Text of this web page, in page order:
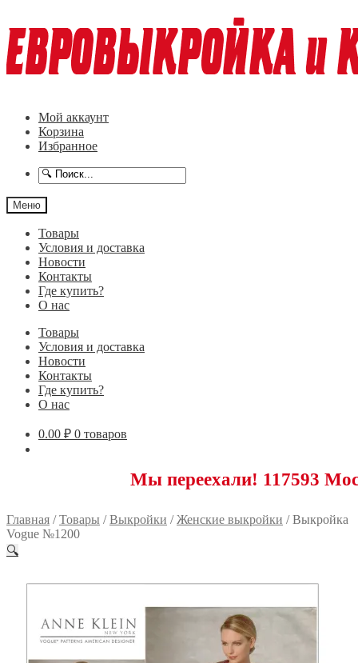
к
навигации
к
содержимому
Мой аккаунт
Корзина
Избранное
Меню
Товары
Условия и доставка
Новости
Контакты
Где купить?
О нас
Товары
Условия и доставка
Новости
Контакты
Где купить?
О нас
0.00 ₽ 0 товаров
Мы переехали! 117593 Москва,
Главная /Товары /Выкройки /Женские выкройки /Выкройка
Vogue №1200
🔍